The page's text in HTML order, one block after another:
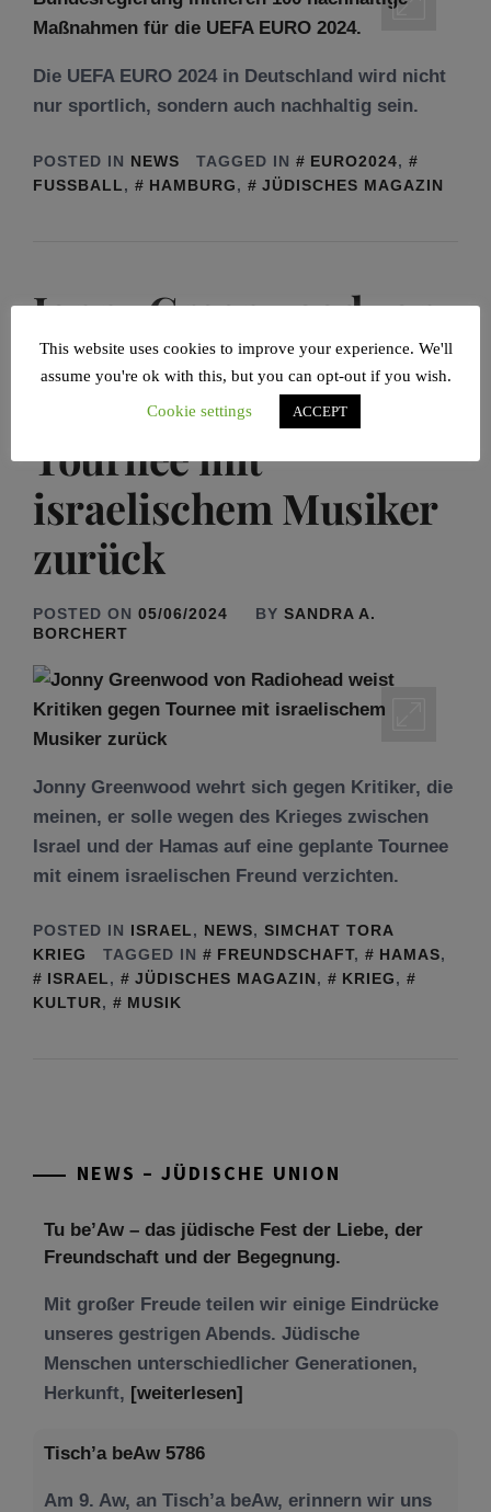
Die UEFA EURO 2024 in Deutschland wird nicht
nur sportlich, sondern auch nachhaltig sein.
POSTED IN NEWS TAGGED IN EURO2024,
FUSSBALL
, HAMBURG, JÜDISCHES MAGAZIN
Jonny Greenwood von
Radiohead weist
Kritiken gegen
Tournee mit
israelischem Musiker
zurück
POSTED ON 05/06/2024 BY SANDRA A.
BORCHERT
Jonny Greenwood wehrt sich gegen Kritiker, die
meinen, er solle wegen des Krieges zwischen
Israel und der Hamas auf eine geplante Tournee
mit einem israelischen Freund verzichten.
POSTED IN ISRAEL, NEWS, SIMCHAT TORA
KRIEG
TAGGED IN FREUNDSCHAFT, HAMAS,
ISRAEL, JÜDISCHES MAGAZIN, KRIEG,
KULTUR, MUSIK
NEWS – JÜDISCHE UNION
Tu be’Aw – das jüdische Fest der Liebe, der
Freundschaft und der Begegnung.
Mit großer Freude teilen wir einige Eindrücke
unseres gestrigen Abends. Jüdische
Menschen unterschiedlicher Generationen,
Herkunft, [weiterlesen]
Tisch’a beAw 5786
Am 9. Aw, an Tisch’a beAw, erinnern wir uns
This website uses cookies to improve your experience. We'll
assume you're ok with this, but you can opt-out if you wish.
Cookie settings
ACCEPT